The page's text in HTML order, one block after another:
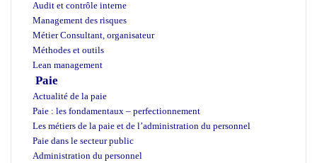
Audit et contrôle interne
Management des risques
Métier Consultant, organisateur
Méthodes et outils
Lean management
Paie
Actualité de la paie
Paie : les fondamentaux – perfectionnement
Les métiers de la paie et de l’administration du personnel
Paie dans le secteur public
Administration du personnel